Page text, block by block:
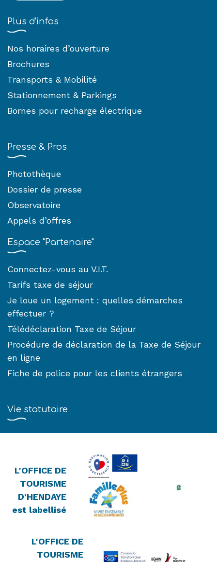
Plus d'infos
Nos horaires d’ouverture
Brochures
Transports & Mobilité
Stationnement & Parkings
Bornes pour recharge électrique
Presse & Pros
Photothèque
Dossier de presse
Observatoire
Appels d’offres
Espace "Partenaire"
Connectez-vous au V.I.T.
Tarifs taxe de séjour
Je loue un logement : quelles démarches
effectuer ?
Télédéclaration Taxe de Séjour
Procédure de déclaration de la Taxe de Séjour
en ligne
Fiche de police pour les clients étrangers
Vie statutaire
L'OFFICE DE
TOURISME
D'HENDAYE
est labellisé
L'OFFICE DE
TOURISME